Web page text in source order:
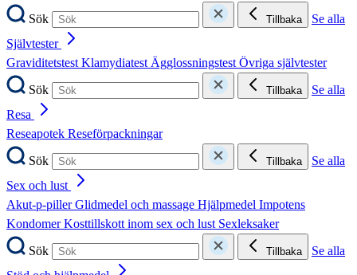
Sök
Tillbaka
Se alla
Självtester
GraviditetstestKlamydiatestÄgglossningstestÖvriga självtester
Sök
Tillbaka
Se alla
Resa
Reseapotek Reseförpackningar
Sök
Tillbaka
Se alla
Sex och lust
Akut-p-pillerGlidmedel och massage Hjälpmedel Impotens
KondomerKosttillskott inom sex och lust Sexleksaker
Sök
Tillbaka
Se alla